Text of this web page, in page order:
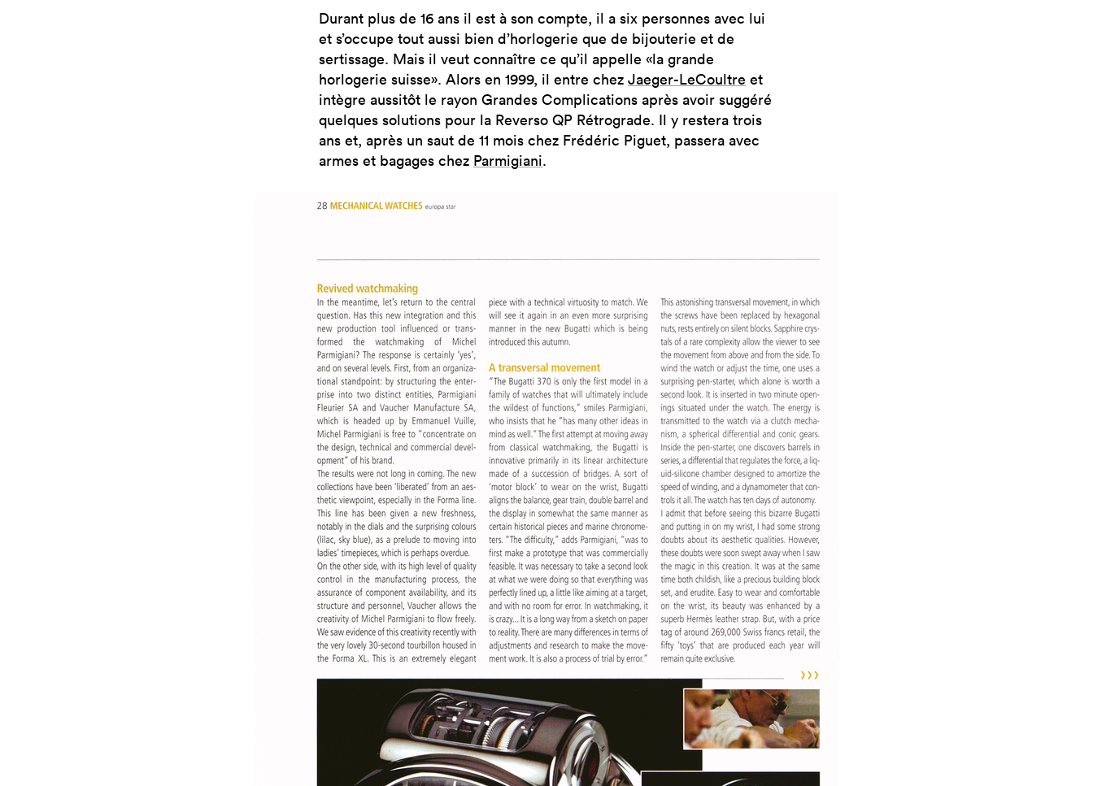
Durant plus de 16 ans il est à son compte, il a six personnes avec lui
et s’occupe tout aussi bien d’horlogerie que de bijouterie et de
sertissage. Mais il veut connaître ce qu’il appelle «la grande
horlogerie suisse». Alors en 1999, il entre chez Jaeger-LeCoultre et
intègre aussitôt le rayon Grandes Complications après avoir suggéré
quelques solutions pour la Reverso QP Rétrograde. Il y restera trois
ans et, après un saut de 11 mois chez Frédéric Piguet, passera avec
armes et bagages chez Parmigiani.